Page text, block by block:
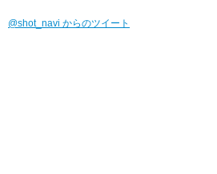
@shot_navi からのツイート